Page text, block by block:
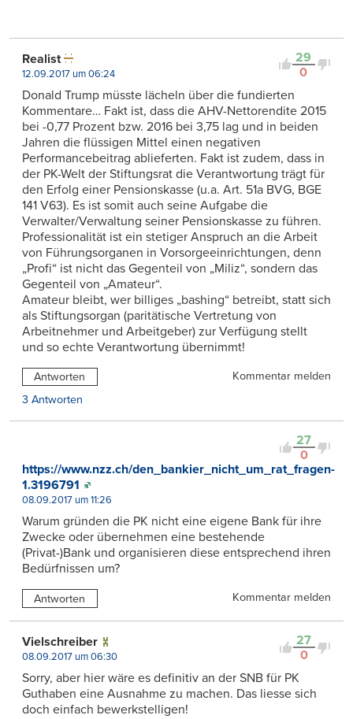
29
0
Realist
12.09.2017 um 06:24
Donald Trump müsste lächeln über die fundierten
Kommentare… Fakt ist, dass die AHV-Nettorendite 2015
bei -0,77 Prozent bzw. 2016 bei 3,75 lag und in beiden
Jahren die flüssigen Mittel einen negativen
Performancebeitrag ablieferten. Fakt ist zudem, dass in
der PK-Welt der Stiftungsrat die Verantwortung trägt für
den Erfolg einer Pensionskasse (u.a. Art. 51a BVG, BGE
141 V63). Es ist somit auch seine Aufgabe die
Verwalter/Verwaltung seiner Pensionskasse zu führen.
Professionalität ist ein stetiger Anspruch an die Arbeit
von Führungsorganen in Vorsorgeeinrichtungen, denn
„Profi“ ist nicht das Gegenteil von „Miliz“, sondern das
Gegenteil von „Amateur“.
Amateur bleibt, wer billiges „bashing“ betreibt, statt sich
als Stiftungsorgan (paritätische Vertretung von
Arbeitnehmer und Arbeitgeber) zur Verfügung stellt
und so echte Verantwortung übernimmt!
Antworten
Kommentar melden
3 Antworten
27
0
https://www.nzz.ch/den_bankier_nicht_um_rat_fragen-
1.3196791
08.09.2017 um 11:26
Warum gründen die PK nicht eine eigene Bank für ihre
Zwecke oder übernehmen eine bestehende
(Privat-)Bank und organisieren diese entsprechend ihren
Bedürfnissen um?
Antworten Kommentar melden
27
0
Vielschreiber
08.09.2017 um 06:30
Sorry, aber hier wäre es definitiv an der SNB für PK
Guthaben eine Ausnahme zu machen. Das liesse sich
doch einfach bewerkstelligen!